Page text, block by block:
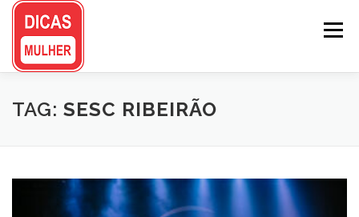
Pular
conteúdo
Menu
TAG: SESC RIBEIRÃO